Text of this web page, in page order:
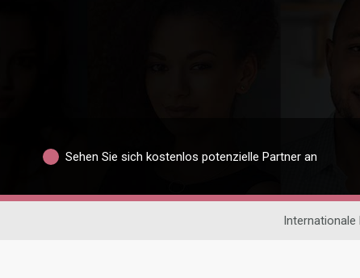
Sehen Sie sich kostenlos potenzielle Partner an
Internationale